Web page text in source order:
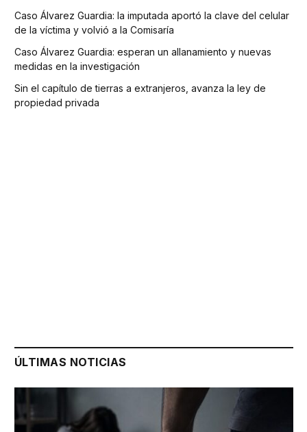
Caso Álvarez Guardia: la imputada aportó la clave del celular
de la víctima y volvió a la Comisaría
Caso Álvarez Guardia: esperan un allanamiento y nuevas
medidas en la investigación
Sin el capítulo de tierras a extranjeros, avanza la ley de
propiedad privada
ÚLTIMAS NOTICIAS